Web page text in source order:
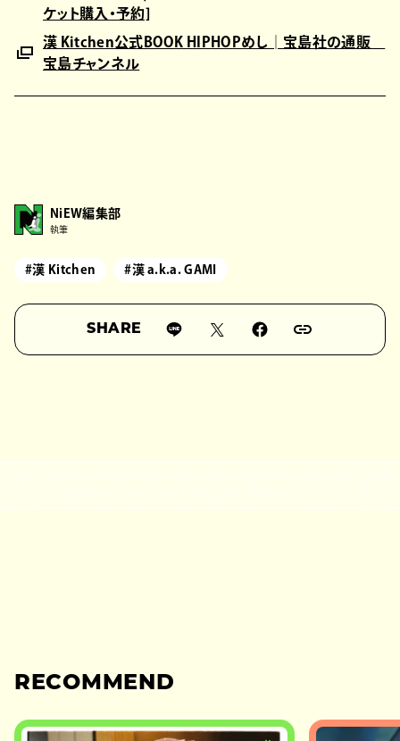
ケット購入・予約]
漢 Kitchen公式BOOK HIPHOPめし│宝島社の通販
宝島チャンネル
NiEW編集部
執筆
#漢 Kitchen #漢 a.k.a. GAMI
SHARE
RECOMMEND